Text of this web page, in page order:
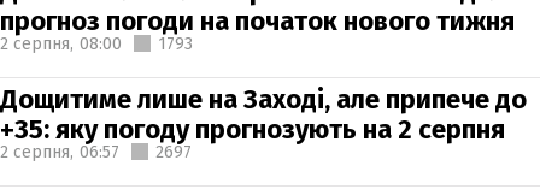
прогноз погоди на початок нового тижня
2 серпня, 08:00 1793
Дощитиме лише на Заході, але припече до
+35: яку погоду прогнозують на 2 серпня
2 серпня, 06:57 2697